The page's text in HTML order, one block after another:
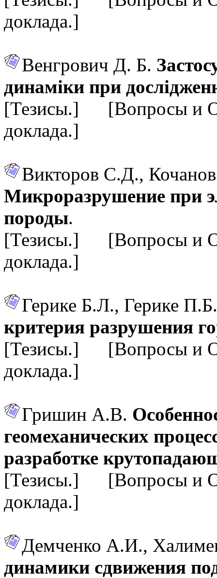
доклада.]
Венгрович Д. Б.
динаміки при
[Тезисы.] [Вопросы и
доклада.]
Викторов С.Д.,
Микроразрушение при
породы.
[Тезисы.] [Вопросы и
доклада.]
Герике Б.Л., Герике
критерия разрушения
[Тезисы.] [Вопросы и
доклада.]
Гришин А.В.
геомеханических
разработке
[Тезисы.] [Вопросы и
доклада.]
Демченко А.И.,
динамики сдвижения